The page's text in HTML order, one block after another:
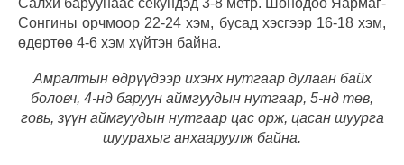
Салхи баруунаас секундэд 3-8 метр. Шөнөдөө Яармаг-
Сонгины орчмоор 22-24 хэм, бусад хэсгээр 16-18 хэм,
өдөртөө 4-6 хэм хүйтэн байна.
Амралтын өдрүүдээр ихэнх нутгаар дулаан байх
боловч, 4-нд баруун аймгуудын нутгаар, 5-нд төв,
говь, зүүн аймгуудын нутгаар цас орж, цасан шуурга
шуурахыг анхааруулж байна.